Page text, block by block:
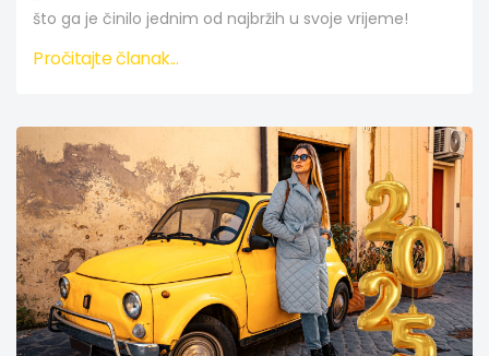
što ga je činilo jednim od najbržih u svoje vrijeme!
Pročitajte članak...